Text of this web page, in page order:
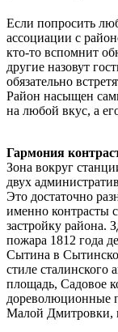
Если попросить
ассоциации с
кто-то вспомнит
другие назовут
обязательно
Район насыщен
на любой вкус, а
Гармония
Зона вокруг
двух
Это достаточно
именно контрасты
застройку района.
пожара 1812 года
Сытина в
стиле
площадь, Садовое
дореволюционные
Малой Дмитровки,